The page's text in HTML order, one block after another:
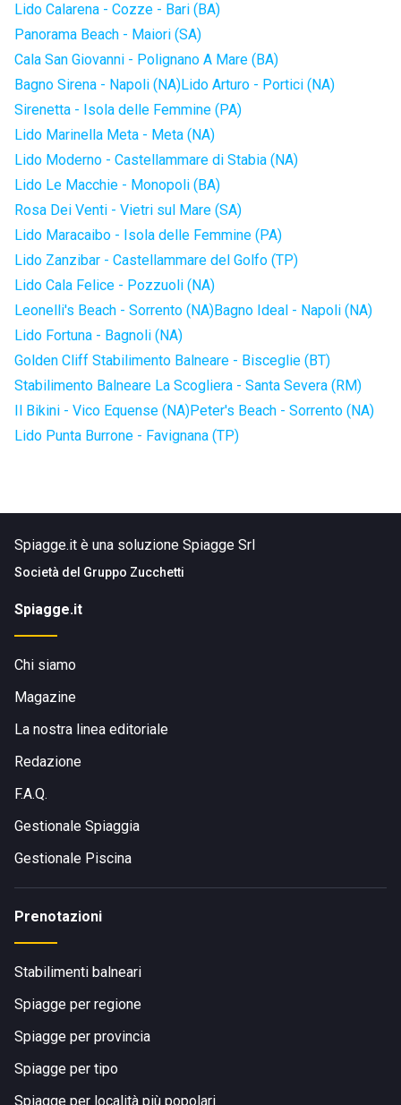
Lido Calarena - Cozze - Bari (BA)
Panorama Beach - Maiori (SA)
Cala San Giovanni - Polignano A Mare (BA)
Bagno Sirena - Napoli (NA)Lido Arturo - Portici (NA)
Sirenetta - Isola delle Femmine (PA)
Lido Marinella Meta - Meta (NA)
Lido Moderno - Castellammare di Stabia (NA)
Lido Le Macchie - Monopoli (BA)
Rosa Dei Venti - Vietri sul Mare (SA)
Lido Maracaibo - Isola delle Femmine (PA)
Lido Zanzibar - Castellammare del Golfo (TP)
Lido Cala Felice - Pozzuoli (NA)
Leonelli's Beach - Sorrento (NA)Bagno Ideal - Napoli (NA)
Lido Fortuna - Bagnoli (NA)
Golden Cliff Stabilimento Balneare - Bisceglie (BT)
Stabilimento Balneare La Scogliera - Santa Severa (RM)
Il Bikini - Vico Equense (NA)Peter's Beach - Sorrento (NA)
Lido Punta Burrone - Favignana (TP)
Spiagge.it è una soluzione Spiagge Srl
Società del Gruppo Zucchetti
Spiagge.it
Chi siamo
Magazine
La nostra linea editoriale
Redazione
F.A.Q.
Gestionale Spiaggia
Gestionale Piscina
Prenotazioni
Stabilimenti balneari
Spiagge per regione
Spiagge per provincia
Spiagge per tipo
Spiagge per località più popolari